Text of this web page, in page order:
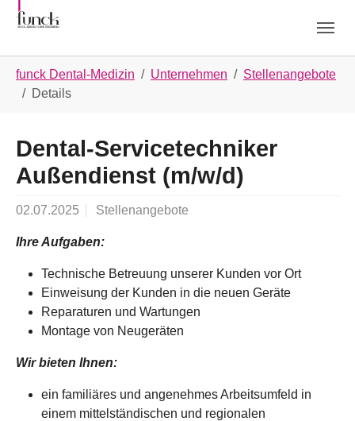
Skip to main navigation
Skip to main content
Skip to page footer
funck Dental-Medizin Unternehmen
Stellenangebote
Details
Dental-Servicetechniker
Außendienst (m/w/d)
02.07.2025 Stellenangebote
Ihre Aufgaben:
Technische Betreuung unserer Kunden vor Ort
Einweisung der Kunden in die neuen Geräte
Reparaturen und Wartungen
Montage von Neugeräten
Wir bieten Ihnen:
ein familiäres und angenehmes Arbeitsumfeld in
einem mittelständischen und regionalen